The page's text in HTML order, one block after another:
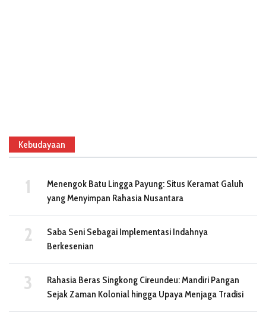
Kebudayaan
Menengok Batu Lingga Payung: Situs Keramat Galuh
yang Menyimpan Rahasia Nusantara
Saba Seni Sebagai Implementasi Indahnya
Berkesenian
Rahasia Beras Singkong Cireundeu: Mandiri Pangan
Sejak Zaman Kolonial hingga Upaya Menjaga Tradisi